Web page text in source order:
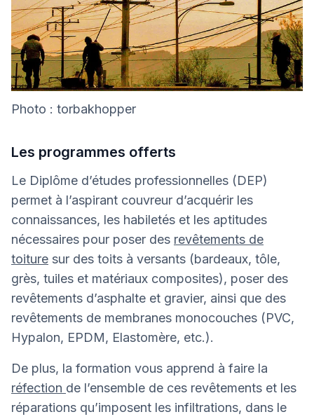
Photo : torbakhopper
Les programmes offerts
Le Diplôme d’études professionnelles (DEP)
permet à l’aspirant couvreur d’acquérir les
connaissances, les habiletés et les aptitudes
nécessaires pour poser des revêtements de
toiture sur des toits à versants (bardeaux, tôle,
grès, tuiles et matériaux composites), poser des
revêtements d’asphalte et gravier, ainsi que des
revêtements de membranes monocouches (PVC,
Hypalon, EPDM, Elastomère, etc.).
De plus, la formation vous apprend à faire la
réfection de l’ensemble de ces revêtements et les
réparations qu’imposent les infiltrations, dans le